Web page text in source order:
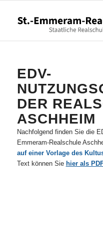
EDV-
DER
ASCHHEIM
Nachfolgend finden Sie die
Emmeram-Realschule
auf einer Vorlage des
Text können Sie hier als